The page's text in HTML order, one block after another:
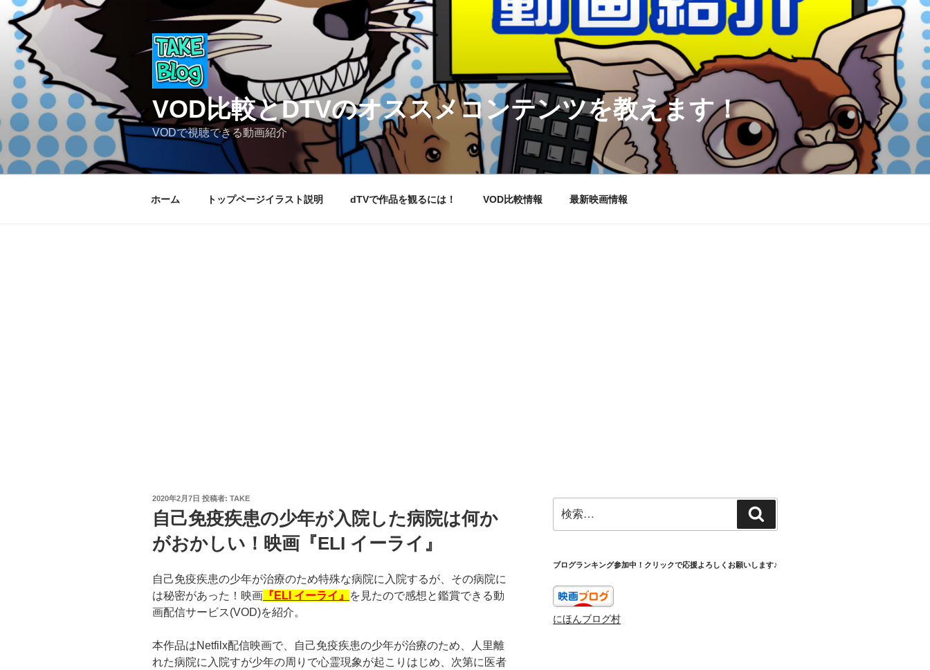
ン
キ
ッ
プ
VOD比較とDTVのオススメコンテンツを教えます！
VODで視聴できる動画紹介
ホーム トップページイラスト説明 dTVで作品を観るには！ VOD比較情報 最新映画情報
投
日:
2020年2月7日 投稿者: TAKE
自己免疫疾患の少年が入院した病院は何か
がおかしい！映画『ELI イーライ』
自己免疫疾患の少年が治療のため特殊な病院に入院するが、その病院に
は秘密があった！映画 『ELI イーライ』
を見たので感想と鑑賞できる動
画配信サービス(VOD)を紹介。
本作品はNetfilx配信映画で、自己免疫疾患の少年が治療のため、人里離
れた病院に入院すが少年の周りで心霊現象が起こりはじめ、次第に医者
索:
索
ブログランキング参加中！クリックで応援よろしくお願いします♪
にほんブログ村